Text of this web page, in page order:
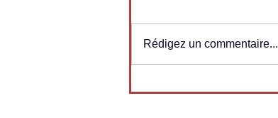
équation de la physique
Rédigez un commentaire...